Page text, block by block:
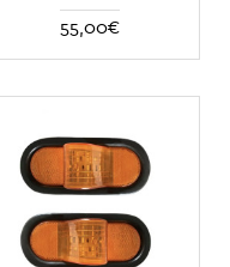
55,00€